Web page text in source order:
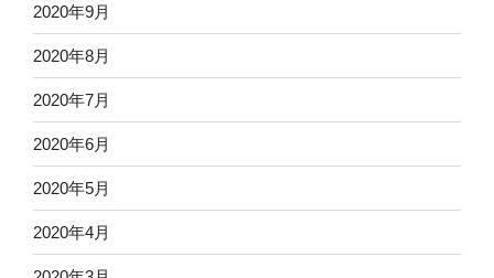
2020年9月
2020年8月
2020年7月
2020年6月
2020年5月
2020年4月